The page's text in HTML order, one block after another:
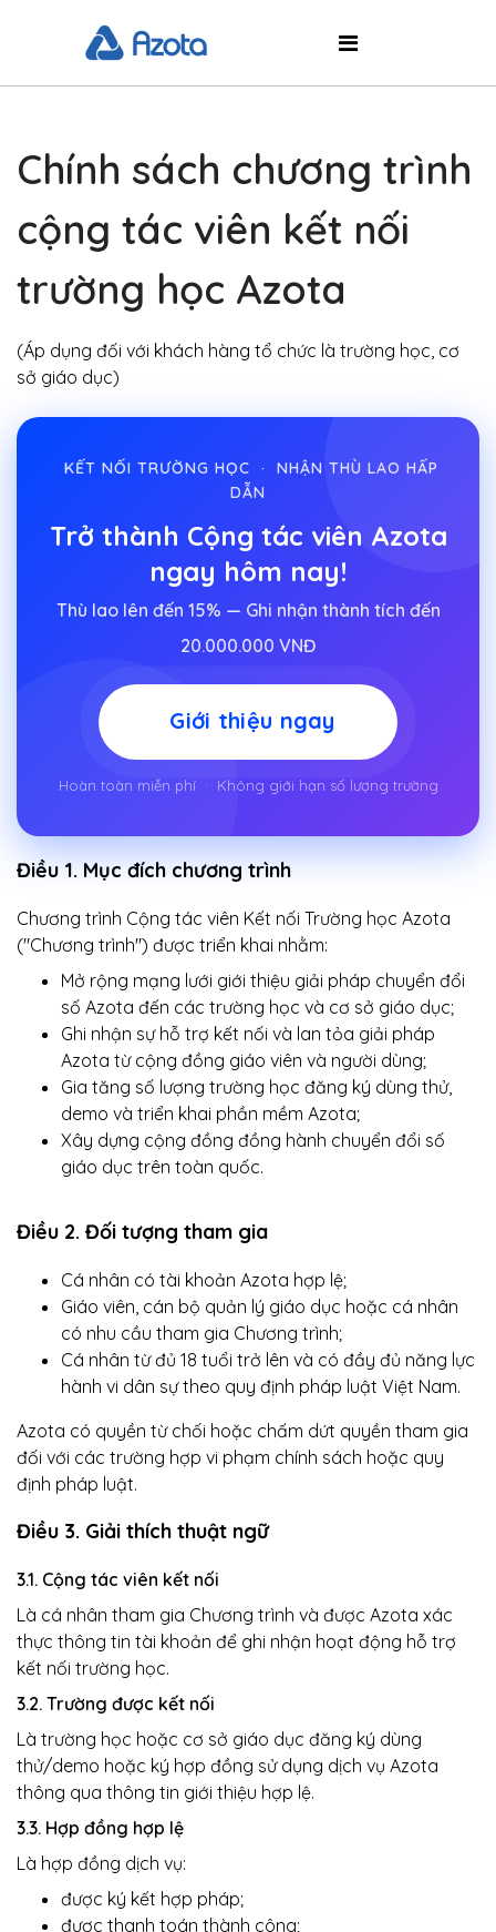
Chính sách chương trình
cộng tác viên kết nối
trường học Azota
(Áp dụng đối với khách hàng tổ chức là trường học, cơ
sở giáo dục)
KẾT NỐI TRƯỜNG HỌC · NHẬN THÙ LAO HẤP
DẪN
Trở thành Cộng tác viên Azota
ngay hôm nay!
Thù lao lên đến 15% — Ghi nhận thành tích đến
20.000.000 VNĐ
Giới thiệu ngay
Hoàn toàn miễn phí · Không giới hạn số lượng trường
Điều 1. Mục đích chương trình
Chương trình Cộng tác viên Kết nối Trường học Azota
("Chương trình") được triển khai nhằm:
Mở rộng mạng lưới giới thiệu giải pháp chuyển đổi
số Azota đến các trường học và cơ sở giáo dục;
Ghi nhận sự hỗ trợ kết nối và lan tỏa giải pháp
Azota từ cộng đồng giáo viên và người dùng;
Gia tăng số lượng trường học đăng ký dùng thử,
demo và triển khai phần mềm Azota;
Xây dựng cộng đồng đồng hành chuyển đổi số
giáo dục trên toàn quốc.
Điều 2. Đối tượng tham gia
Cá nhân có tài khoản Azota hợp lệ;
Giáo viên, cán bộ quản lý giáo dục hoặc cá nhân
có nhu cầu tham gia Chương trình;
Cá nhân từ đủ 18 tuổi trở lên và có đầy đủ năng lực
hành vi dân sự theo quy định pháp luật Việt Nam.
Azota có quyền từ chối hoặc chấm dứt quyền tham gia
đối với các trường hợp vi phạm chính sách hoặc quy
định pháp luật.
Điều 3. Giải thích thuật ngữ
3.1. Cộng tác viên kết nối
Là cá nhân tham gia Chương trình và được Azota xác
thực thông tin tài khoản để ghi nhận hoạt động hỗ trợ
kết nối trường học.
3.2. Trường được kết nối
Là trường học hoặc cơ sở giáo dục đăng ký dùng
thử/demo hoặc ký hợp đồng sử dụng dịch vụ Azota
thông qua thông tin giới thiệu hợp lệ.
3.3. Hợp đồng hợp lệ
Là hợp đồng dịch vụ:
được ký kết hợp pháp;
được thanh toán thành công;